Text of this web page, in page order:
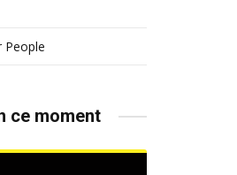
People
ce moment